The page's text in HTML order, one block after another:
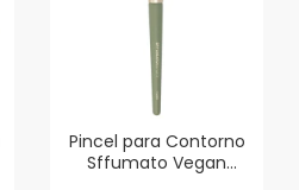
Pincel para Contorno
Sffumato Vegan